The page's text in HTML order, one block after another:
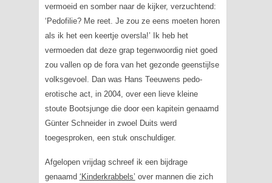
vermoeid en somber naar de kijker, verzuchtend:
‘Pedofilie? Me reet. Je zou ze eens moeten horen
als ik het een keertje oversla!’ Ik heb het
vermoeden dat deze grap tegenwoordig niet goed
zou vallen op de fora van het gezonde geenstijlse
volksgevoel. Dan was Hans Teeuwens pedo-
erotische act, in 2004, over een lieve kleine
stoute Bootsjunge die door een kapitein genaamd
Günter Schneider in zwoel Duits werd
toegesproken, een stuk onschuldiger.
Afgelopen vrijdag schreef ik een bijdrage
genaamd ‘Kinderkrabbels’ over mannen die zich